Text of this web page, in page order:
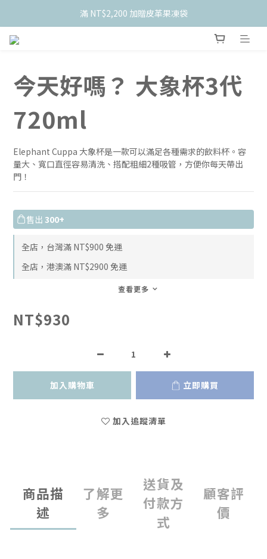
    新會員限定！加入官網會員現折 $50
    新會員限定！加入官網會員現折 $50
    新會員限定！加入官網會員現折 $50
今天好嗎？ 大象杯3代
720ml
Elephant Cuppa 大象杯是一款可以滿足各種需求的飲料杯。容
量大、寬口直徑容易清洗、搭配粗細2種吸管，方便你每天帶出
門！
售出 300+
全店，台灣滿 NT$900 免運
全店，港澳滿 NT$2900 免運
查看更多
NT$930
加入購物車 立即購買
加入追蹤清單
商品描
述
了解更
多
送貨及
付款方
式
顧客評
價